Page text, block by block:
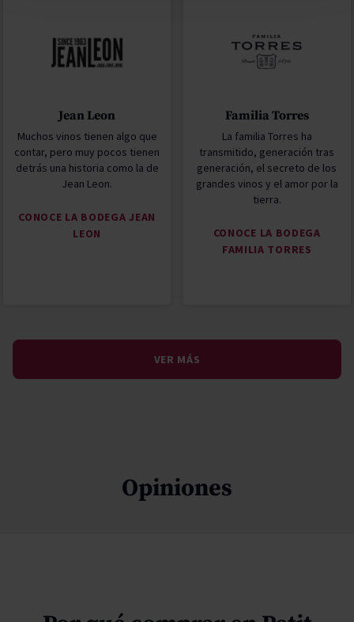
Jean Leon
Muchos vinos tienen algo que
contar, pero muy pocos tienen
detrás una historia como la de
Jean Leon.
CONOCE LA BODEGA JEAN
LEON
Familia Torres
La familia Torres ha
transmitido, generación tras
generación, el secreto de los
grandes vinos y el amor por la
tierra.
CONOCE LA BODEGA
FAMILIA TORRES
VER MÁS
Opiniones